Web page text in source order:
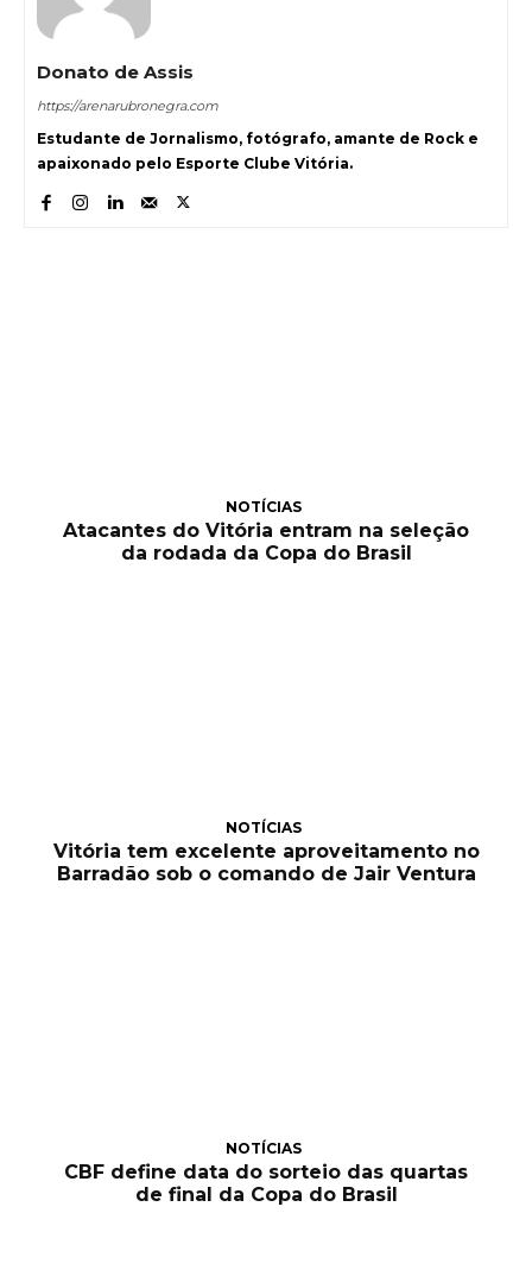
Donato de Assis
https://arenarubronegra.com
Estudante de Jornalismo, fotógrafo, amante de Rock e
apaixonado pelo Esporte Clube Vitória.
NOTÍCIAS
Atacantes do Vitória entram na seleção
da rodada da Copa do Brasil
NOTÍCIAS
Vitória tem excelente aproveitamento no
Barradão sob o comando de Jair Ventura
NOTÍCIAS
CBF define data do sorteio das quartas
de final da Copa do Brasil